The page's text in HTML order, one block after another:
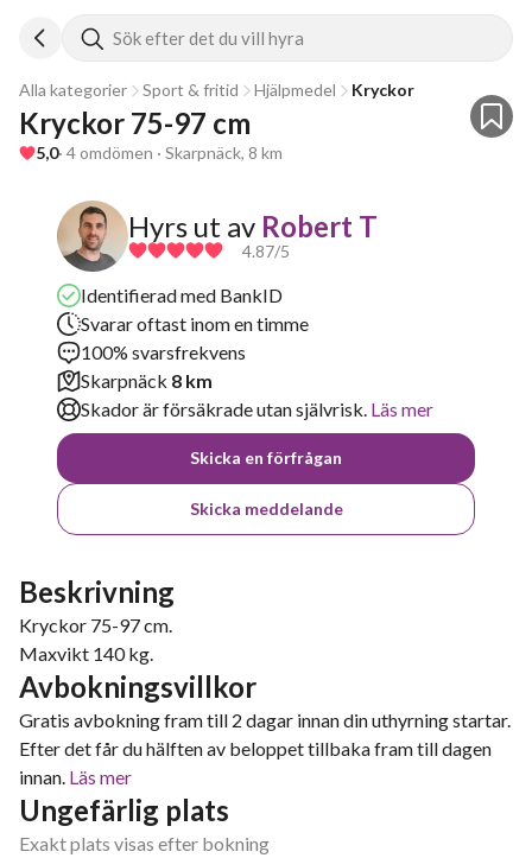
Sök efter det du vill hyra
Alla kategorier Sport & fritid Hjälpmedel Kryckor
Kryckor 75-97 cm
5,0· 4 omdömen · Skarpnäck, 8 km
Hyrs ut av Robert T
4.87/5
Identifierad med BankID
Svarar oftast inom en timme
100% svarsfrekvens
Skarpnäck 8 km
Skador är försäkrade utan självrisk. Läs mer
Skicka en förfrågan
Skicka meddelande
Beskrivning
Kryckor 75-97 cm.
Maxvikt 140 kg.
Avbokningsvillkor
Gratis avbokning fram till 2 dagar innan din uthyrning startar.
Efter det får du hälften av beloppet tillbaka fram till dagen
innan. Läs mer
Ungefärlig plats
Exakt plats visas efter bokning